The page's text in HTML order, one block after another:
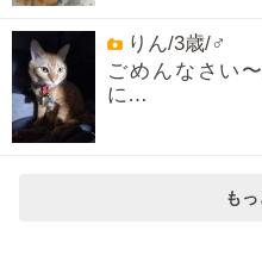
りん/3歳/♂
ごめんなさい
に…
も